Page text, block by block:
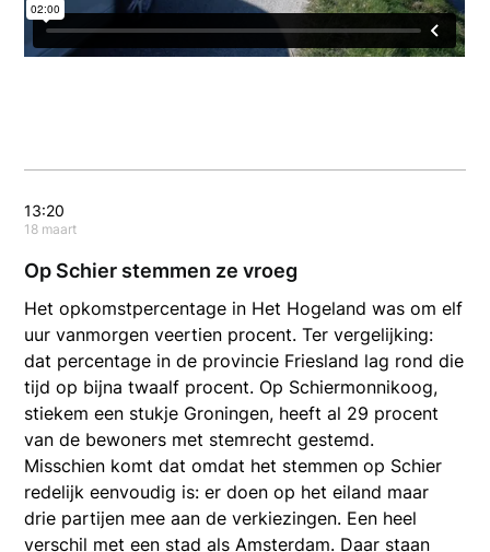
13:20
18 maart
Op Schier stemmen ze vroeg
Het opkomstpercentage in Het Hogeland was om elf
uur vanmorgen veertien procent. Ter vergelijking:
dat percentage in de provincie Friesland lag rond die
tijd op bijna twaalf procent. Op Schiermonnikoog,
stiekem een stukje Groningen, heeft al 29 procent
van de bewoners met stemrecht gestemd.
Misschien komt dat omdat het stemmen op Schier
redelijk eenvoudig is: er doen op het eiland maar
drie partijen mee aan de verkiezingen. Een heel
verschil met een stad als Amsterdam. Daar staan